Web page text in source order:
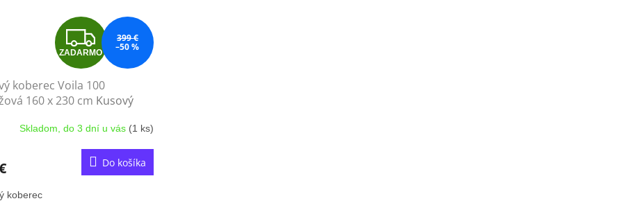
Z
A
D
A
R
M
ZADARMO
399 €
–50 %
koberec Voila 100
160 x 230 cm Kusový
Skladom, do 3 dní u vás (1 ks)
Do košíka
koberec